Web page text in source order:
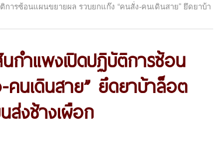
ารซ้อนแผนขยายผล รวบยกแก๊ง “คนสั่ง-คนเดินสาย” ยึดยาบ้า
กำแพงเปิดปฏิบัติการซ้อน
นเดินสาย” ยึดยาบ้าล็อต
ส่งช้างเผือก